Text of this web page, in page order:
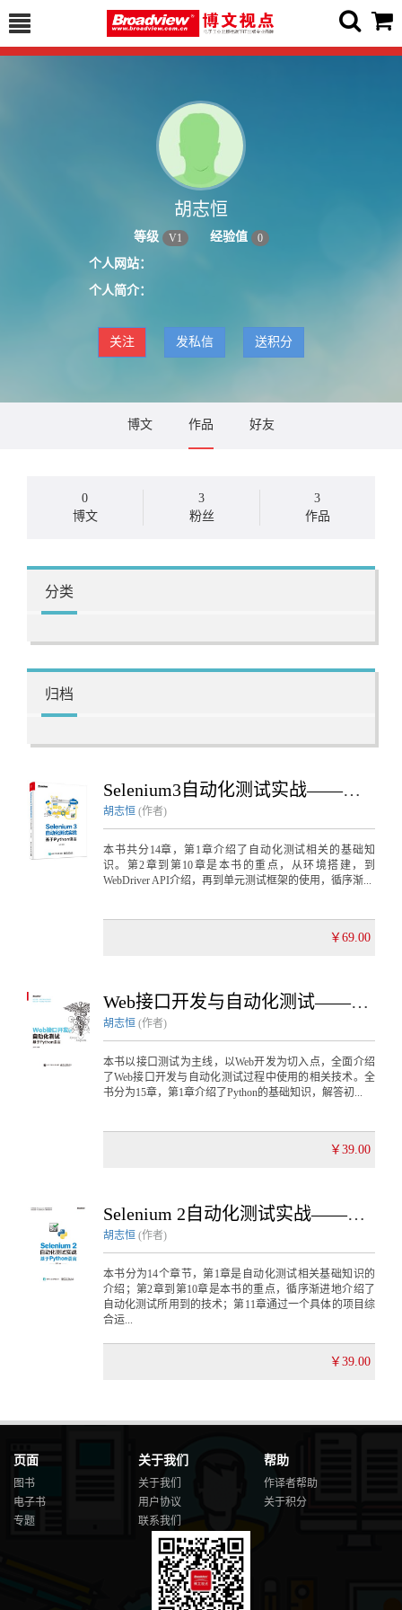
胡志恒
等级 V1 经验值 0
个人网站：
个人简介：
关注 发私信 送积分
博文 作品 好友
0
博文
3
粉丝
3
作品
分类
归档
Selenium3自动化测试实战——基于Python语言
胡志恒 (作者)
本书共分14章，第1章介绍了自动化测试相关的基础知
识。第2章到第10章是本书的重点，从环境搭建，到
WebDriver API介绍，再到单元测试框架的使用，循序渐...
￥69.00
Web接口开发与自动化测试——基于Python语言
胡志恒 (作者)
本书以接口测试为主线，以Web开发为切入点，全面介绍
了Web接口开发与自动化测试过程中使用的相关技术。全
书分为15章，第1章介绍了Python的基础知识，解答初...
￥39.00
Selenium 2自动化测试实战——基于Python语言
胡志恒 (作者)
本书分为14个章节，第1章是自动化测试相关基础知识的
介绍；第2章到第10章是本书的重点，循序渐进地介绍了
自动化测试所用到的技术；第11章通过一个具体的项目综
合运...
￥39.00
页面
图书
电子书
专题
关于我们
关于我们
用户协议
联系我们
帮助
作译者帮助
关于积分